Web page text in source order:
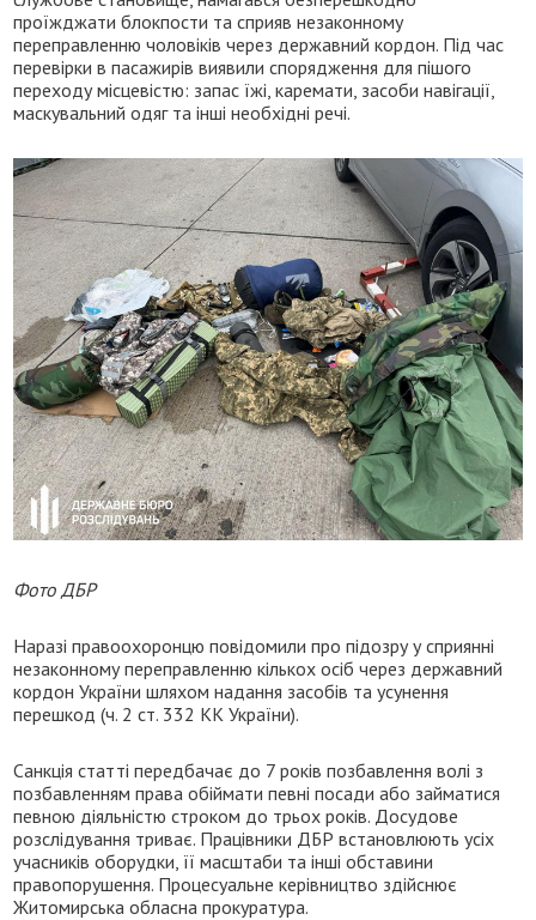
проїжджати блокпости та сприяв незаконному
переправленню чоловіків через державний кордон. Під час
перевірки в пасажирів виявили спорядження для пішого
переходу місцевістю: запас їжі, каремати, засоби навігації,
маскувальний одяг та інші необхідні речі.
Фото ДБР
Наразі правоохоронцю повідомили про підозру у сприянні
незаконному переправленню кількох осіб через державний
кордон України шляхом надання засобів та усунення
перешкод (ч. 2 ст. 332 КК України).
Санкція статті передбачає до 7 років позбавлення волі з
позбавленням права обіймати певні посади або займатися
певною діяльністю строком до трьох років. Досудове
розслідування триває. Працівники ДБР встановлюють усіх
учасників оборудки, її масштаби та інші обставини
правопорушення. Процесуальне керівництво здійснює
Житомирська обласна прокуратура.